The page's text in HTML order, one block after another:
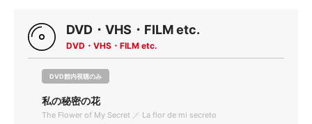
DVD・VHS・FILM etc.
DVD・VHS・FILM etc.
DVD館内視聴のみ
私の秘密の花
The Flower of My Secret ／ La flor de mi secreto